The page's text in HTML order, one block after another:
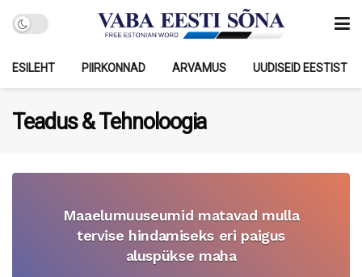
ESILEHT PIIRKONNAD ARVAMUS UUDISEID EESTIST
Teadus & Tehnoloogia
Maaelumuuseumid matavad mulla
tervise hindamiseks eri paigus
aluspükse maha